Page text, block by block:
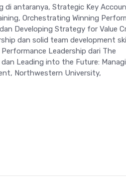
di antaranya, Strategic Key
Orchestrating Winning
Developing Strategy for Value
dan solid team development
Leadership dari The
Leading into the Future:
Northwestern University,